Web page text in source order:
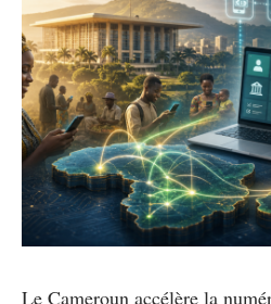
Le Cameroun accélère la